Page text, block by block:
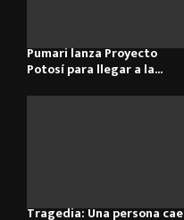
Pumari lanza Proyecto
Potosí para llegar a la...
Tragedia: Una persona cae